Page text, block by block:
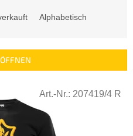
Alphabetisch
Art.-Nr.: 207419/4 R